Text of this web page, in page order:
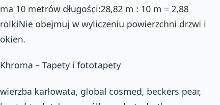
ma 10 metrów długości:28,82 m : 10 m = 2,88
rolkiNie obejmuj w wyliczeniu powierzchni drzwi i
okien.
Khroma – Tapety i fototapety
wierzba karłowata, global cosmed, beckers pear,